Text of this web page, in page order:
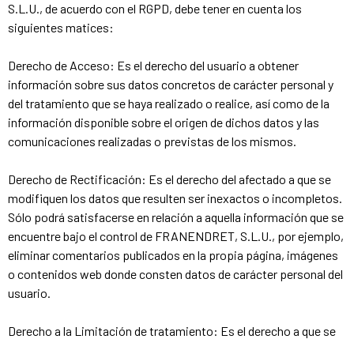
S.L.U., de acuerdo con el RGPD, debe tener en cuenta los
siguientes matices:
Derecho de Acceso: Es el derecho del usuario a obtener
información sobre sus datos concretos de carácter personal y
del tratamiento que se haya realizado o realice, así como de la
información disponible sobre el origen de dichos datos y las
comunicaciones realizadas o previstas de los mismos.
Derecho de Rectificación: Es el derecho del afectado a que se
modifiquen los datos que resulten ser inexactos o incompletos.
Sólo podrá satisfacerse en relación a aquella información que se
encuentre bajo el control de FRANENDRET, S.L.U., por ejemplo,
eliminar comentarios publicados en la propia página, imágenes
o contenidos web donde consten datos de carácter personal del
usuario.
Derecho a la Limitación de tratamiento: Es el derecho a que se